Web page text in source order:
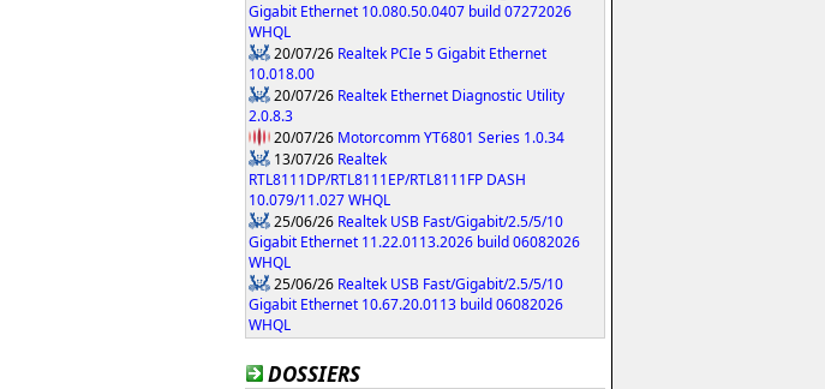
Gigabit Ethernet 10.080.50.0407 build 07272026
WHQL
20/07/26 Realtek PCIe 5 Gigabit Ethernet
10.018.00
20/07/26 Realtek Ethernet Diagnostic Utility
2.0.8.3
20/07/26 Motorcomm YT6801 Series 1.0.34
13/07/26 Realtek
RTL8111DP/RTL8111EP/RTL8111FP DASH
10.079/11.027 WHQL
25/06/26 Realtek USB Fast/Gigabit/2.5/5/10
Gigabit Ethernet 11.22.0113.2026 build 06082026
WHQL
25/06/26 Realtek USB Fast/Gigabit/2.5/5/10
Gigabit Ethernet 10.67.20.0113 build 06082026
WHQL
DOSSIERS